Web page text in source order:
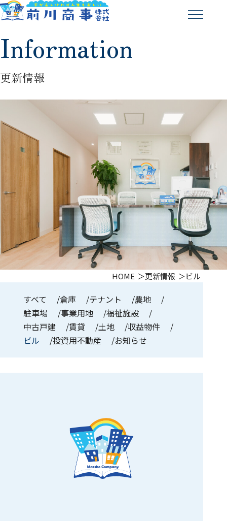
Information
更新情報
HOME 更新情報 ビル
すべて 倉庫 テナント
農地
駐車場
事業用地
福祉施設
中古戸建
賃貸 土地
収益物件
ビル
投資用不動産 お知らせ